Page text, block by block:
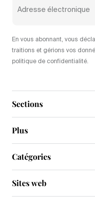
Sections
Plus
En vous abonnant, vous
traitions et gérions vos
politique de confidentialité.
Catégories
Sites web